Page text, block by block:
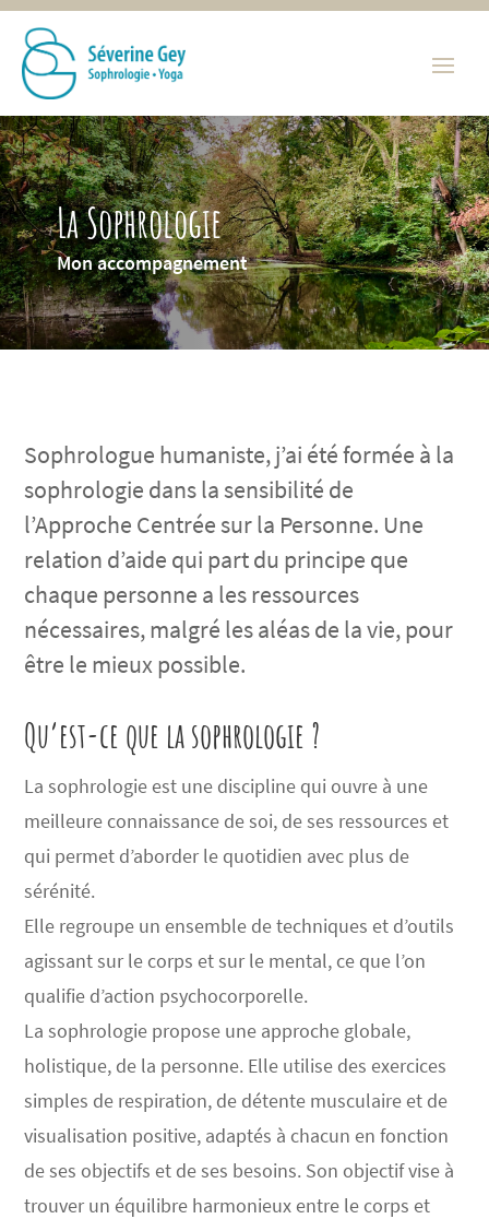
La Sophrologie
Mon accompagnement
Sophrologue humaniste, j’ai été formée à la
sophrologie dans la sensibilité de
l’Approche Centrée sur la Personne. Une
relation d’aide qui part du principe que
chaque personne a les ressources
nécessaires, malgré les aléas de la vie, pour
être le mieux possible.
Qu’est-ce que la sophrologie ?
La sophrologie est une discipline qui ouvre à une
meilleure connaissance de soi, de ses ressources et
qui permet d’aborder le quotidien avec plus de
sérénité.
Elle regroupe un ensemble de techniques et d’outils
agissant sur le corps et sur le mental, ce que l’on
qualifie d’action psychocorporelle.
La sophrologie propose une approche globale,
holistique, de la personne. Elle utilise des exercices
simples de respiration, de détente musculaire et de
visualisation positive, adaptés à chacun en fonction
de ses objectifs et de ses besoins. Son objectif vise à
trouver un équilibre harmonieux entre le corps et